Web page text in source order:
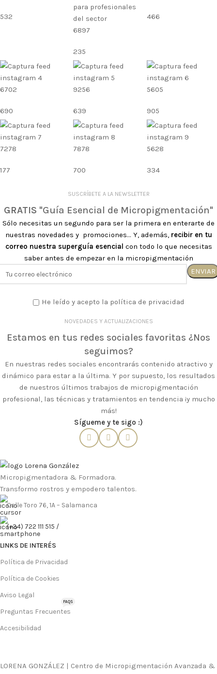
532
6897
235
466
6702
690
9256
639
5605
905
7278
177
7878
700
5628
334
SUSCRÍBETE A LA NEWSLETTER
GRATIS "Guía Esencial de Micropigmentación"
Sólo necesitas un segundo para ser la primera en enterarte de
nuestras novedades y promociones... Y, además, recibir en tu
correo nuestra superguía esencial con todo lo que necesitas
saber antes de empezar en la micropigmentación
He leído y acepto la política de privacidad
NOVEDADES Y ACTUALIZACIONES
Estamos en tus redes sociales favoritas ¿Nos
seguimos?
En nuestras redes sociales encontrarás contenido atractivo y
dinámico para estar a la última. Y por supuesto, los resultados
de nuestros últimos trabajos de micropigmentación
profesional, las técnicas y tratamientos en tendencia ¡y mucho
más!
Sígueme y te sigo :)
Micropigmentadora & Formadora.
Transformo rostros y empodero talentos.
Calle Toro 76, 1A – Salamanca
(+34) 722 111 515 /
LINKS DE INTERÉS
Política de Privacidad
Política de Cookies
Aviso Legal
Preguntas Frecuentes
FAQS
Accesibilidad
LORENA GONZÁLEZ | Centro de Micropigmentación Avanzada &